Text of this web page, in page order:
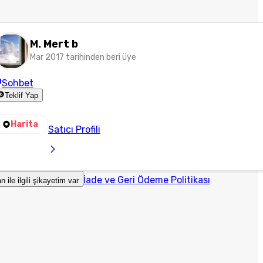
M. Mert b
Mar 2017 tarihinden beri üye
Sohbet
Teklif Yap
Harita Satıcı Profili
ile ilgili şikayetim var İade ve Geri Ödeme Politikası